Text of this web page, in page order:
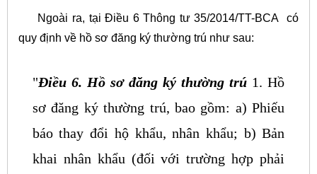
Ngoài ra, tại Điều 6 Thông tư 35/2014/TT-BCA có
quy định về hồ sơ đăng ký thường trú như sau:
"Điều 6. Hồ sơ đăng ký thường trú 1. Hồ
sơ đăng ký thường trú, bao gồm: a) Phiếu
báo thay đổi hộ khẩu, nhân khẩu; b) Bản
khai nhân khẩu (đối với trường hợp phải